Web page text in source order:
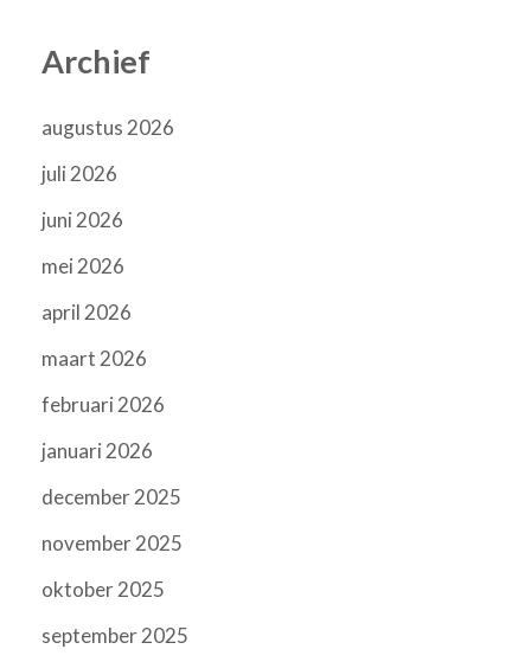
Archief
augustus 2026
juli 2026
juni 2026
mei 2026
april 2026
maart 2026
februari 2026
januari 2026
december 2025
november 2025
oktober 2025
september 2025